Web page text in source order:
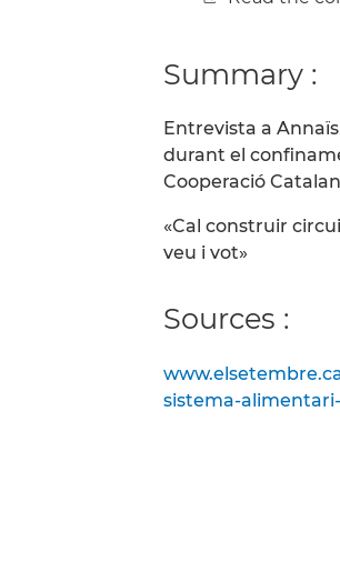
Summary :
Entrevista a
durant el
Cooperació
«Cal construir
veu i vot»
Sources :
sistema-